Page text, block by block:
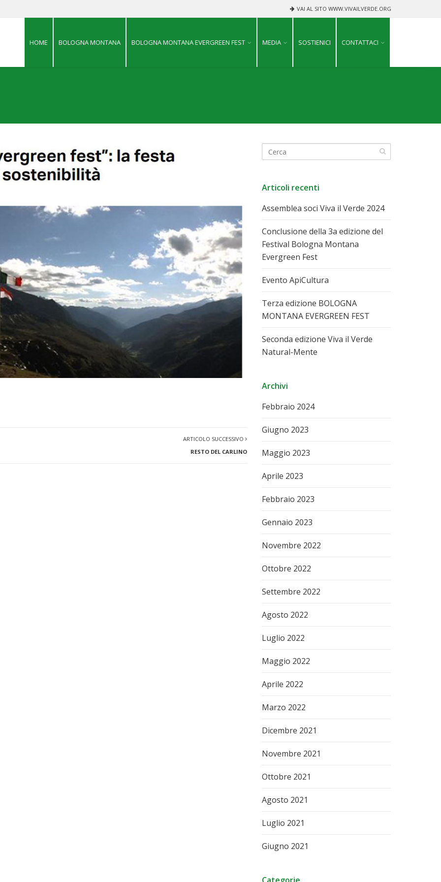
VAI AL SITO WWW.VIVAILVERDE.ORG
HOME BOLOGNA MONTANA BOLOGNA MONTANA EVERGREEN FEST MEDIA SOSTIENICI CONTATTACI
ARTICOLO SUCCESSIVO
RESTO DEL CARLINO
Articoli recenti
Assemblea soci Viva il Verde 2024
Conclusione della 3a edizione del
Festival Bologna Montana
Evergreen Fest
Evento ApiCultura
Terza edizione BOLOGNA
MONTANA EVERGREEN FEST
Seconda edizione Viva il Verde
Natural-Mente
Archivi
Febbraio 2024
Giugno 2023
Maggio 2023
Aprile 2023
Febbraio 2023
Gennaio 2023
Novembre 2022
Ottobre 2022
Settembre 2022
Agosto 2022
Luglio 2022
Maggio 2022
Aprile 2022
Marzo 2022
Dicembre 2021
Novembre 2021
Ottobre 2021
Agosto 2021
Luglio 2021
Giugno 2021